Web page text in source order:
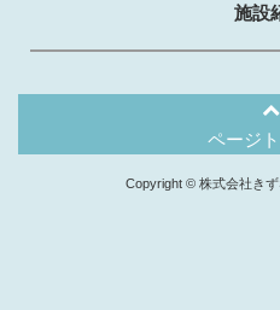
施設
ページ
Copyright © 株式会社き